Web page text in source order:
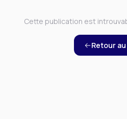
Cette publication est
Retour